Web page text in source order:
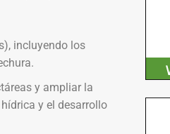
incluyendo los
y ampliar la
y el desarrollo